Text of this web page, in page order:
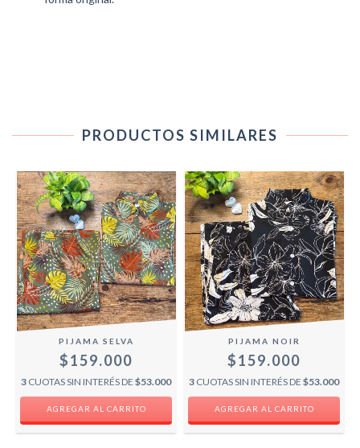
PRODUCTOS SIMILARES
PIJAMA SELVA
$159.000
3 CUOTAS SIN INTERÉS DE $53.000
AGREGAR AL CARRITO
PIJAMA NOIR
$159.000
3 CUOTAS SIN INTERÉS DE $53.000
AGREGAR AL CARRITO